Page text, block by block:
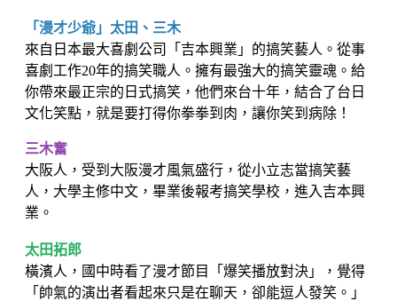
「漫才少爺」太田、三木
來自日本最大喜劇公司「吉本興業」的搞笑藝人。從事
喜劇工作20年的搞笑職人。擁有最強大的搞笑靈魂。給
你帶來最正宗的日式搞笑，他們來台十年，結合了台日
文化笑點，就是要打得你拳拳到肉，讓你笑到病除！
三木奮
大阪人，受到大阪漫才風氣盛行，從小立志當搞笑藝
人，大學主修中文，畢業後報考搞笑學校，進入吉本興
業。
太田拓郎
橫濱人，國中時看了漫才節目「爆笑播放對決」，覺得
「帥氣的演出者看起來只是在聊天，卻能逗人發笑。」